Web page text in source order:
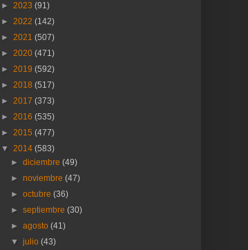
► 2023 (91)
► 2022 (142)
► 2021 (507)
► 2020 (471)
► 2019 (592)
► 2018 (517)
► 2017 (373)
► 2016 (535)
► 2015 (477)
▼ 2014 (583)
►diciembre(49)
►noviembre(47)
►octubre(36)
►septiembre(30)
►agosto(41)
▼julio(43)